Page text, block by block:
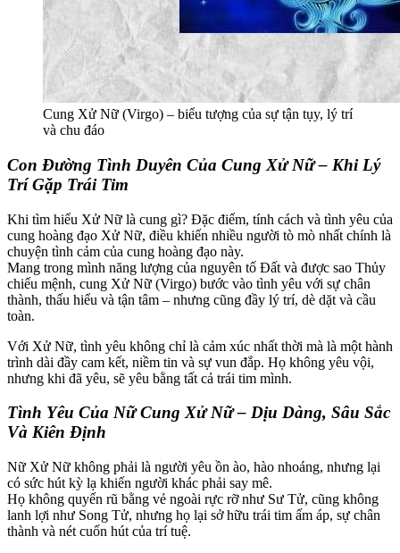
Cung Xử Nữ (Virgo) – biểu tượng của sự tận tụy, lý trí
và chu đáo
Con Đường Tình Duyên Của Cung Xử Nữ – Khi Lý
Trí Gặp Trái Tim
Khi tìm hiểu Xử Nữ là cung gì? Đặc điểm, tính cách và tình yêu của
cung hoàng đạo Xử Nữ, điều khiến nhiều người tò mò nhất chính là
chuyện tình cảm của cung hoàng đạo này.
Mang trong mình năng lượng của nguyên tố Đất và được sao Thủy
chiếu mệnh, cung Xử Nữ (Virgo) bước vào tình yêu với sự chân
thành, thấu hiểu và tận tâm – nhưng cũng đầy lý trí, dè dặt và cầu
toàn.
Với Xử Nữ, tình yêu không chỉ là cảm xúc nhất thời mà là một hành
trình dài đầy cam kết, niềm tin và sự vun đắp. Họ không yêu vội,
nhưng khi đã yêu, sẽ yêu bằng tất cả trái tim mình.
Tình Yêu Của Nữ Cung Xử Nữ – Dịu Dàng, Sâu Sắc
Và Kiên Định
Nữ Xử Nữ không phải là người yêu ồn ào, hào nhoáng, nhưng lại
có sức hút kỳ lạ khiến người khác phải say mê.
Họ không quyến rũ bằng vẻ ngoài rực rỡ như Sư Tử, cũng không
lanh lợi như Song Tử, nhưng họ lại sở hữu trái tim ấm áp, sự chân
thành và nét cuốn hút của trí tuệ.